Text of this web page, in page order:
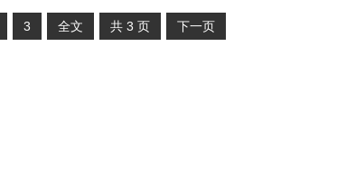
3 全文 共 3 页 下一页